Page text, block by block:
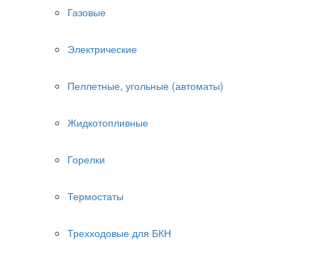
Газовые
Электрические
Пеллетные, угольные (автоматы)
Жидкотопливные
Горелки
Термостаты
Трехходовые для БКН